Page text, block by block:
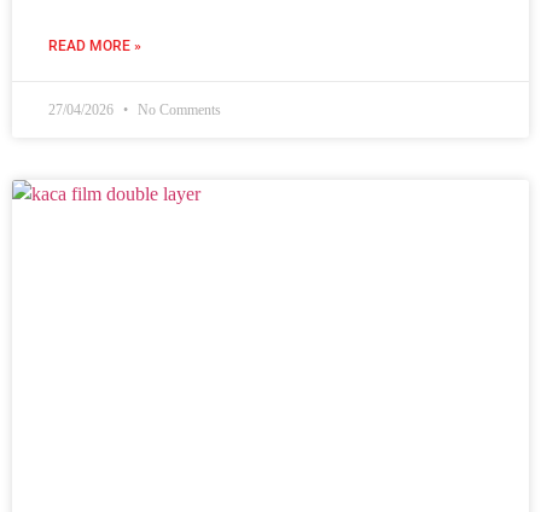
READ MORE »
27/04/2026 No Comments